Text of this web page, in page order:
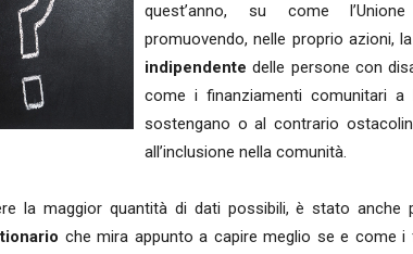
quest’anno, su come
promuovendo, nelle proprio azioni, la
indipendente delle persone con
come i finanziamenti comunitari a
sostengano o al contrario
all’inclusione nella comunità.
la maggior quantità di dati possibili, è stato anche
che mira appunto a capire meglio se e come i